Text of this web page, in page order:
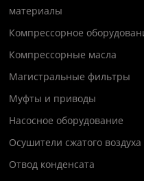
материалы
Компрессорное
Компрессорные масла
Магистральные фильтры
Муфты и приводы
Насосное оборудование
Осушители сжатого воздуха
Отвод конденсата